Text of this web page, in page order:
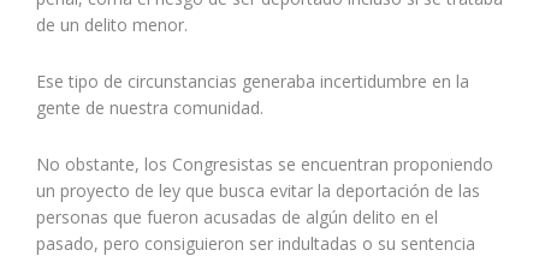
de un delito menor.
Ese tipo de circunstancias generaba incertidumbre en la
gente de nuestra comunidad.
No obstante, los Congresistas se encuentran proponiendo
un proyecto de ley que busca evitar la deportación de las
personas que fueron acusadas de algún delito en el
pasado, pero consiguieron ser indultadas o su sentencia